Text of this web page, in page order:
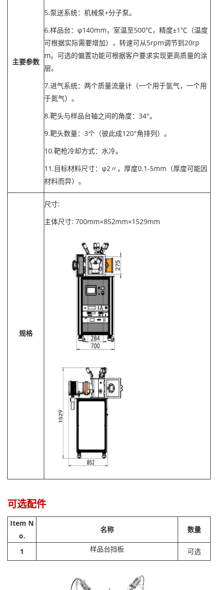
主要参数
5.泵送系统：机械泵+分子泵。
6.样品台：φ140mm，室温至500℃，精度±1℃（温度
可根据实际需要增加），转速可从5rpm调节到20rp
m。可选的偏置功能可根据客户要求实现更高质量的涂
层。
7.进气系统：两个质量流量计（一个用于氩气，一个用
于氮气）。
8.靶头与样品台轴之间的角度：34°。
9.靶头数量：3个（彼此成120°角排列）。
10.靶枪冷却方式：水冷。
11.目标材料尺寸：φ2〃，厚度0.1-5mm（厚度可能因
材料而异）。
规格
尺寸:
主体尺寸: 700mm×852mm×1529mm
可选配件
Item N
o.
名称 数量
1 样品台挡板 可选